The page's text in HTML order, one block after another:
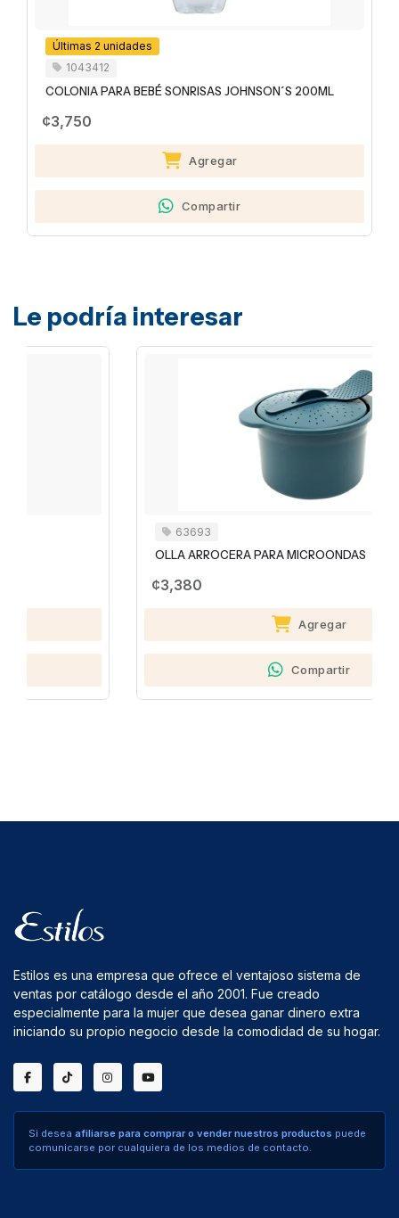
Últimas 2 unidades
1043412
COLONIA PARA BEBÉ SONRISAS JOHNSON´S 200ML
¢3,750
Agregar
Compartir
Le podría interesar
OLLA ARROCERA PARA MICROONDAS
Compartir
Estilos es una empresa que ofrece el ventajoso sistema de
ventas por catálogo desde el año 2001. Fue creado
especialmente para la mujer que desea ganar dinero extra
iniciando su propio negocio desde la comodidad de su hogar.
Si desea afiliarse para comprar o vender nuestros productos puede
comunicarse por cualquiera de los medios de contacto.